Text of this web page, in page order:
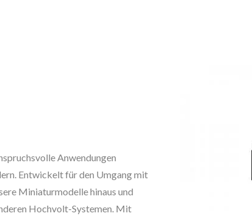
Anwendungen
Entwickelt für den Umgang mit
Miniaturmodelle hinaus und
Hochvolt-Systemen. Mit